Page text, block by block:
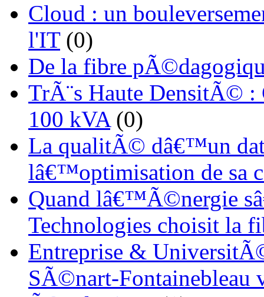
Cloud : un
l'IT(0)
De la fibre
TrÃ¨s Haute DensitÃ© :
100 kVA(0)
La qualitÃ© dâ€™un
lâ€™optimisation de sa
Quand lâ€™Ã©nergie
Technologies choisit la
Entreprise &
SÃ©nart-Fontainebleau